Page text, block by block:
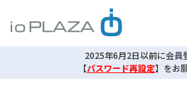
2025年6月2日以前に会員
【パスワード再設定】 をお